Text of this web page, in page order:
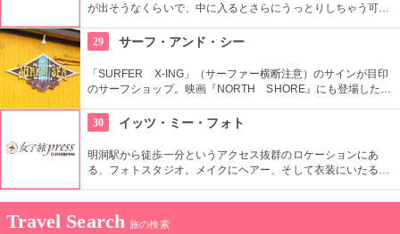
が出そうなくらいで、中に入るとさらにうっとりしちゃう可愛
ので、韓国の可愛いファッション好きにオススメ。
29 サーフ・アンド・シー
「SURFER X-ING」（サーファー横断注意）のサインが目印
のサーフショップ。映画『NORTH SHORE』にも登場した
本人スタッフもいるから、日本語で安心してお買い物ができま
すよ。
30 イッツ・ミー・フォト
明洞駅から徒歩一分というアクセス抜群のロケーションにあ
る、フォトスタジオ。メイクにヘアー、そして衣装にいたるま
影して作品を持ち帰ることができる。国内外多くの方から支持
を受けており、様々なメディアに取り上げられている有名店。
Travel Search 旅の検索